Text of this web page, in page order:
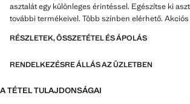
asztalát egy különleges érintéssel. Egészítse ki
további termékeivel. Több színben elérhető.
RÉSZLETEK, ÖSSZETÉTEL ÉS ÁPOLÁS
RENDELKEZÉSRE ÁLLÁS AZ ÜZLETBEN
A TÉTEL TULAJDONSÁGAI